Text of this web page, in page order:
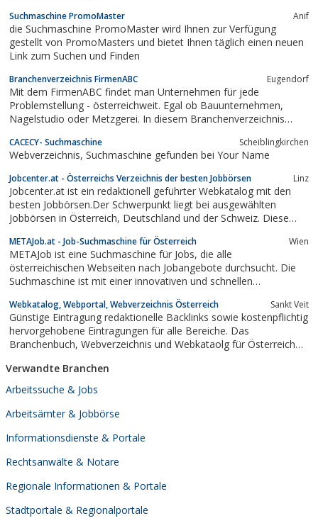
Suchmaschine PromoMaster Anif
die Suchmaschine PromoMaster wird Ihnen zur Verfügung
gestellt von PromoMasters und bietet Ihnen täglich einen neuen
Link zum Suchen und Finden
Branchenverzeichnis FirmenABC Eugendorf
Mit dem FirmenABC findet man Unternehmen für jede
Problemstellung - österreichweit. Egal ob Bauunternehmen,
Nagelstudio oder Metzgerei. In diesem Branchenverzeichnis
kurze Filmreportagen vorgestellt. Dadurch kann sich der
potentielle Auftraggeber vorab tiefgehender...
CACECY- Suchmaschine Scheiblingkirchen
Webverzeichnis, Suchmaschine gefunden bei Your Name
Jobcenter.at - Österreichs Verzeichnis der besten Jobbörsen Linz
Jobcenter.at ist ein redaktionell geführter Webkatalog mit den
besten Jobbörsen.Der Schwerpunkt liegt bei ausgewählten
Jobbörsen in Österreich, Deutschland und der Schweiz. Diese
Berufsgruppen. Stellenanzeigen, Firmenpräsentationen und
Linkeinträge bieten...
METAJob.at - Job-Suchmaschine für Österreich Wien
METAJob ist eine Suchmaschine für Jobs, die alle
österreichischen Webseiten nach Jobangebote durchsucht. Die
Suchmaschine ist mit einer innovativen und schnellen
Seiten zusammen getragen werden, wird bei der Suche viel Zeit
gespart. Es ist nur die Eingabe der...
Webkatalog, Webportal, Webverzeichnis Österreich Sankt Veit
Günstige Eintragung redaktionelle Backlinks sowie kostenpflichtig
hervorgehobene Eintragungen für alle Bereiche. Das
Branchenbuch, Webverzeichnis und Webkataolg für Österreich
Steiermark, Burgenland, Niederösterreich und Oberösterreich
sowie Bregenz.
Verwandte Branchen
Arbeitssuche & Jobs
Arbeitsämter & Jobbörse
Informationsdienste & Portale
Rechtsanwälte & Notare
Regionale Informationen & Portale
Stadtportale & Regionalportale